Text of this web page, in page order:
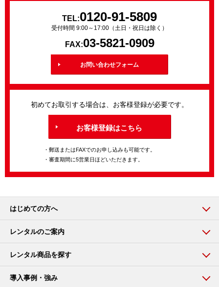
TEL:0120-91-5809
受付時間 9:00～17:00（土日・祝日は除く）
FAX:03-5821-0909
お問い合わせフォーム
初めてお取引する場合は、お客様登録が必要です。
お客様登録はこちら
・郵送またはFAXでのお申し込みも可能です。
・審査期間に5営業日ほどいただきます。
はじめての方へ
レンタルのご案内
レンタル商品を探す
導入事例・強み